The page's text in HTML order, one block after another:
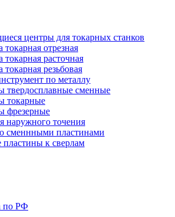
центры для токарных станков
токарная отрезная
токарная расточная
токарная резьбовая
по металлу
твердосплавные сменные
токарные
фрезерные
наружного точения
сменнными пластинами
к сверлам
по РФ